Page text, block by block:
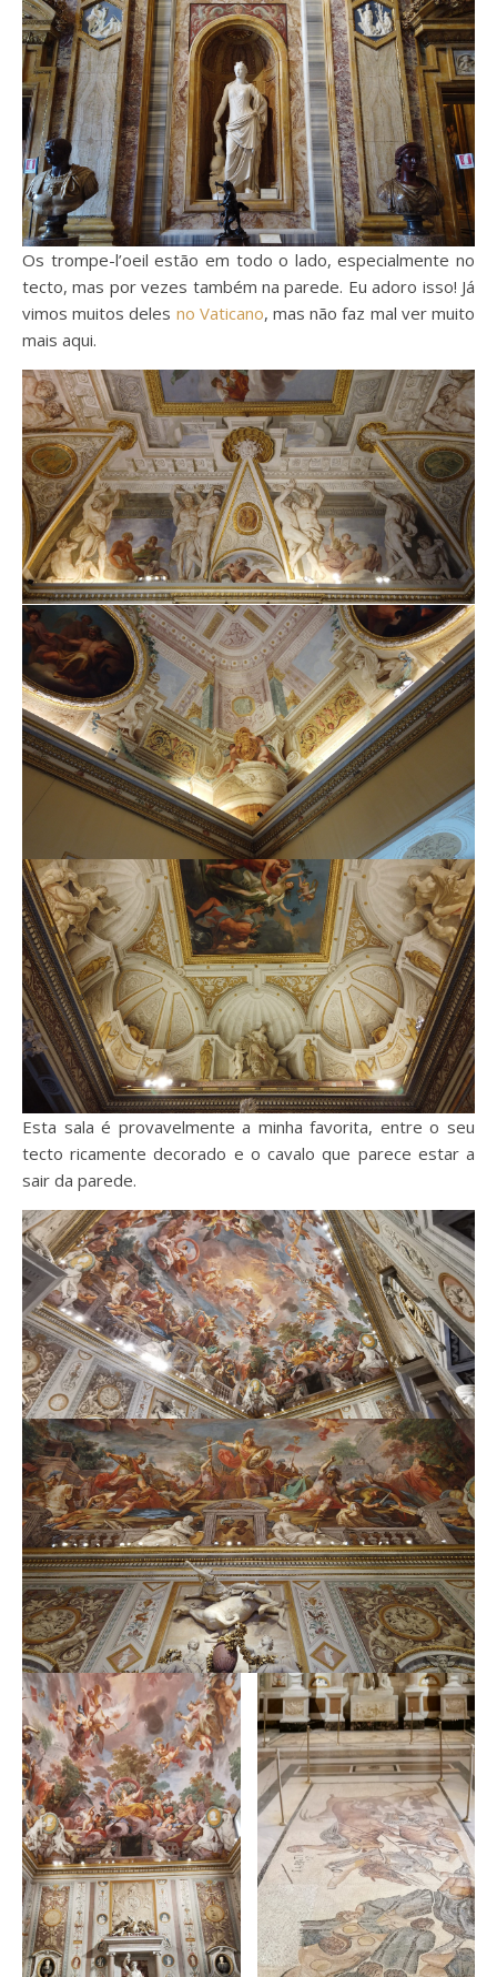
Os trompe-l’oeil estão em todo o lado, especialmente no
tecto, mas por vezes também na parede. Eu adoro isso! Já
vimos muitos deles no Vaticano, mas não faz mal ver muito
mais aqui.
Esta sala é provavelmente a minha favorita, entre o seu
tecto ricamente decorado e o cavalo que parece estar a
sair da parede.